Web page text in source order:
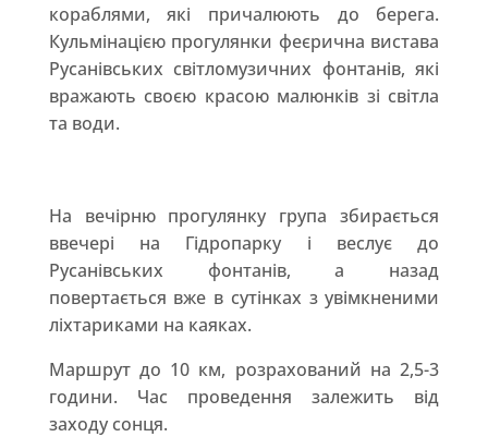
кораблями,які причалюють до берега.
Кульмінацією прогулянки феєрична вистава
Русанівських світломузичних фонтанів,які
вражають своєю красою малюнків зі світла
та води.
На вечірню прогулянку група збирається
ввечері на Гідропарку і веслує до
Русанівських фонтанів, а назад
повертається вже в сутінках з увімкненими
ліхтариками на каяках.
Маршрут до 10 км, розрахований на 2,5-3
години. Час проведення залежить від
заходу сонця.